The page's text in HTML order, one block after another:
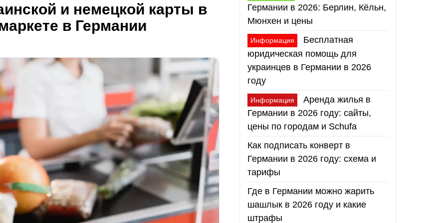
и немецкой карты в
в Германии
Германии в 2026: Берлин, Кёльн,
Мюнхен и цены
Информация
Бесплатная
юридическая помощь для
украинцев в Германии в 2026
году
Информация
Аренда жилья в
Германии в 2026 году: сайты,
цены по городам и Schufa
Как подписать конверт в
Германии в 2026 году: схема и
тарифы
Где в Германии можно жарить
шашлык в 2026 году и какие
штрафы